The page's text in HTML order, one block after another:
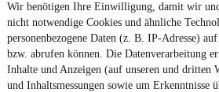
Wir benötigen Ihre Einwilligung, damit wir
nicht notwendige Cookies und ähnliche
personenbezogene Daten (z. B. IP-Adresse)
bzw. abrufen können. Die Datenverarbeitung
Inhalte und Anzeigen (auf unseren und dritten
und Inhaltsmessungen sowie um Erkenntnisse